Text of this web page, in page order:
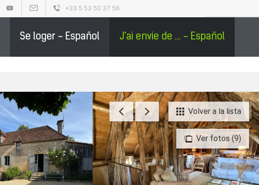
+33 5 53 50 37 56
Se loger - Español J'ai envie de ... - Español
Ver fotos (9)
Volver a la lista